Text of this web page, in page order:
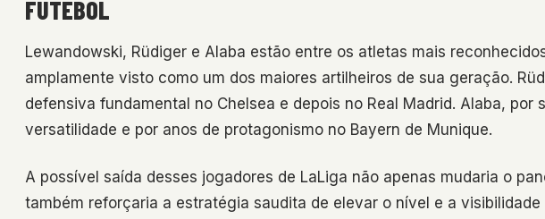
FUTEBOL
Lewandowski, Rüdiger e Alaba estão entre os atletas mais
amplamente visto como um dos maiores artilheiros de sua geração.
defensiva fundamental no Chelsea e depois no Real Madrid. Alaba, por
versatilidade e por anos de protagonismo no Bayern de Munique.
A possível saída desses jogadores de LaLiga não apenas mudaria o
também reforçaria a estratégia saudita de elevar o nível e a